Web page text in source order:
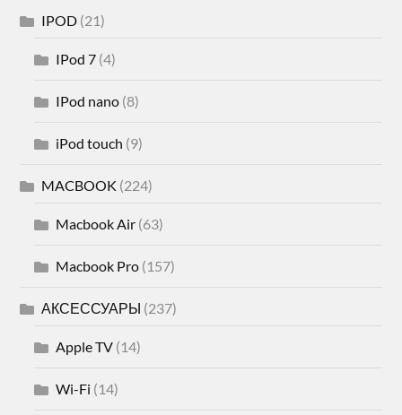
IPOD (21)
IPod 7 (4)
IPod nano (8)
iPod touch (9)
MACBOOK (224)
Macbook Air (63)
Macbook Pro (157)
АКСЕССУАРЫ (237)
Apple TV (14)
Wi-Fi (14)